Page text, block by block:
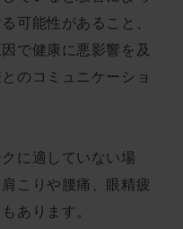
可能性があること、
で健康に悪影響を及
のコミュニケーショ
に適していない場
こりや腰痛、眼精疲
あります。